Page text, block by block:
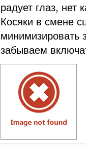
радует глаз, нет
Косяки в смене
минимизировать
забываем